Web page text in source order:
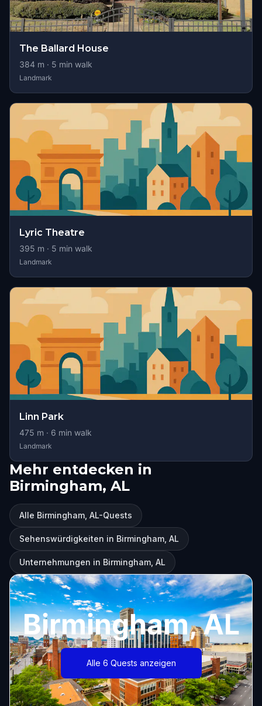
The Ballard House
384 m · 5 min walk
Landmark
Lyric Theatre
395 m · 5 min walk
Landmark
Linn Park
475 m · 6 min walk
Landmark
Mehr entdecken in
Birmingham, AL
Alle Birmingham, AL-Quests
Sehenswürdigkeiten in Birmingham, AL
Unternehmungen in Birmingham, AL
Birmingham, AL
Alle 6 Quests anzeigen